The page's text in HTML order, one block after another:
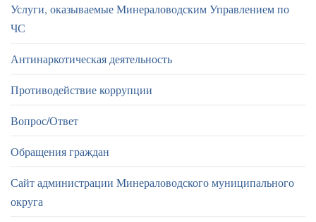
Услуги, оказываемые Минераловодским Управлением по
ЧС
Антинаркотическая деятельность
Противодействие коррупции
Вопрос/Ответ
Обращения граждан
Сайт администрации Минераловодского муниципального
округа